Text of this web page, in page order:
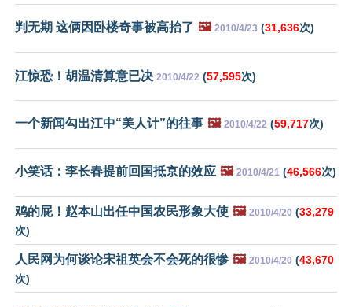
判无期 这俩因卧楼奇事被高抬了 🖼️ 2010/4/23 (31,636次)
江惊恐！胡温清算意已决 2010/4/22 (57,595次)
一个新闻勾出江中“美人计”的往事 🖼️ 2010/4/22 (59,717次)
小笑话：李长春提前回国抵京的效应 🖼️ 2010/4/21 (46,566次)
鸡的屁！赵本山出任中国农民形象大使 🖼️ 2010/4/20 (33,279
次)
人民网为何谈论宋祖英会不会死的很惨 🖼️ 2010/4/20 (43,670
次)